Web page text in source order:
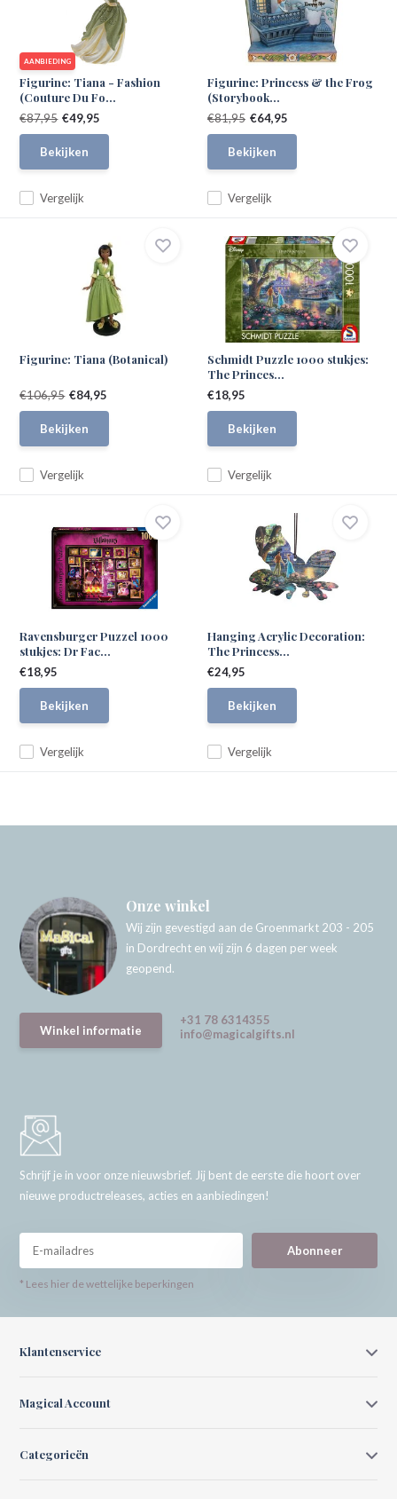
AANBIEDING
Figurine: Tiana - Fashion
(Couture Du Fo...
Vergelijk
€87,95 €49,95
Bekijken
Figurine: Princess & the Frog
(Storybook...
Vergelijk
€81,95 €64,95
Bekijken
Figurine: Tiana (Botanical)
Vergelijk
€106,95 €84,95
Bekijken
Schmidt Puzzle 1000 stukjes:
The Princes...
Vergelijk
€18,95
Bekijken
Ravensburger Puzzel 1000
stukjes: Dr Fac...
Vergelijk
€18,95
Bekijken
Hanging Acrylic Decoration:
The Princess...
Vergelijk
€24,95
Bekijken
Onze winkel
Wij zijn gevestigd aan de Groenmarkt 203 - 205
in Dordrecht en wij zijn 6 dagen per week
geopend.
Winkel informatie
+31 78 6314355
info@magicalgifts.nl
Schrijf je in voor onze nieuwsbrief. Jij bent de eerste die hoort over
nieuwe productreleases, acties en aanbiedingen!
Abonneer
* Lees hier de wettelijke beperkingen
Klantenservice
Magical Account
Categorieën